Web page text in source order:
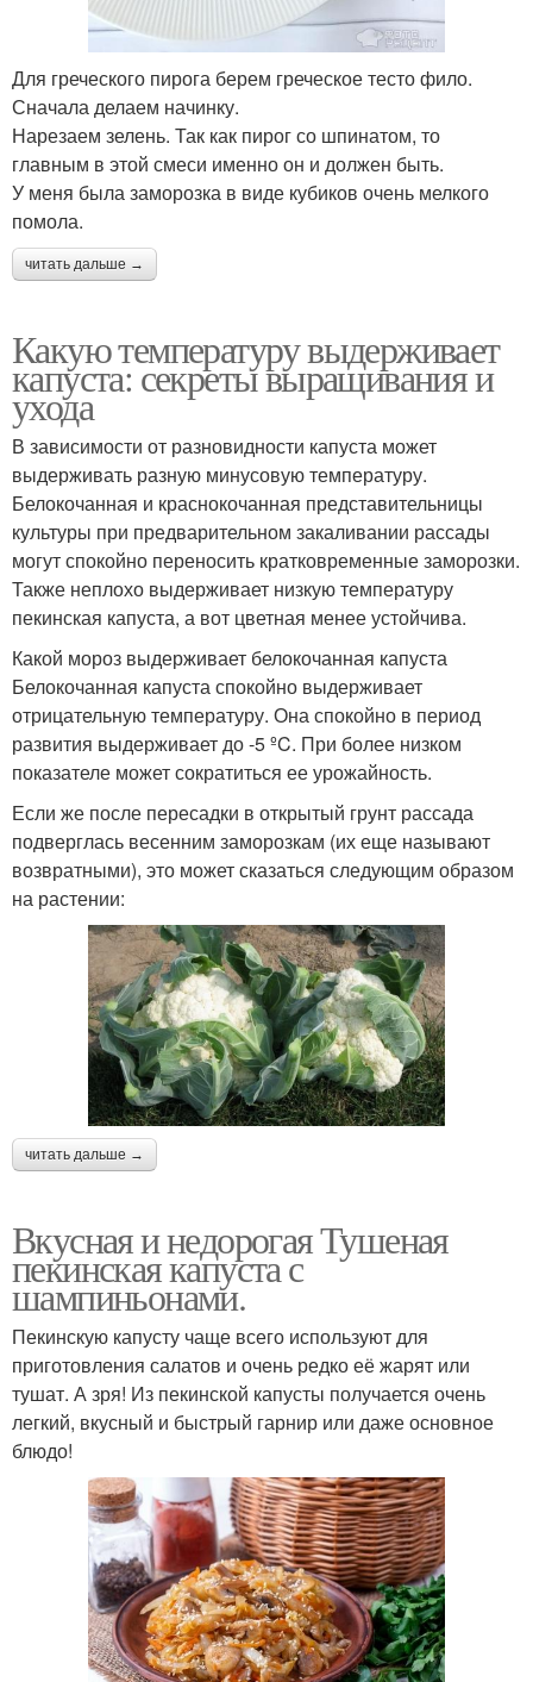
Для греческого пирога берем греческое тесто фило.
Сначала делаем начинку.
Нарезаем зелень. Так как пирог со шпинатом, то
главным в этой смеси именно он и должен быть.
У меня была заморозка в виде кубиков очень мелкого
помола.
читать дальше →
Какую температуру выдерживает
капуста: секреты выращивания и
ухода
В зависимости от разновидности капуста может
выдерживать разную минусовую температуру.
Белокочанная и краснокочанная представительницы
культуры при предварительном закаливании рассады
могут спокойно переносить кратковременные заморозки.
Также неплохо выдерживает низкую температуру
пекинская капуста, а вот цветная менее устойчива.
Какой мороз выдерживает белокочанная капуста
Белокочанная капуста спокойно выдерживает
отрицательную температуру. Она спокойно в период
развития выдерживает до -5 ºC. При более низком
показателе может сократиться ее урожайность.
Если же после пересадки в открытый грунт рассада
подверглась весенним заморозкам (их еще называют
возвратными), это может сказаться следующим образом
на растении:
читать дальше →
Вкусная и недорогая Тушеная
пекинская капуста с
шампиньонами.
Пекинскую капусту чаще всего используют для
приготовления салатов и очень редко её жарят или
тушат. А зря! Из пекинской капусты получается очень
легкий, вкусный и быстрый гарнир или даже основное
блюдо!